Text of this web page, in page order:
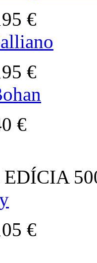
€
€
€
€